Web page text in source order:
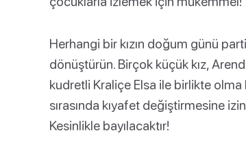
Herhangi bir kızın doğum günü
dönüştürün. Birçok küçük kız,
kudretli Kraliçe Elsa ile birlikte
sırasında kıyafet değiştirmesine
Kesinlikle bayılacaktır!